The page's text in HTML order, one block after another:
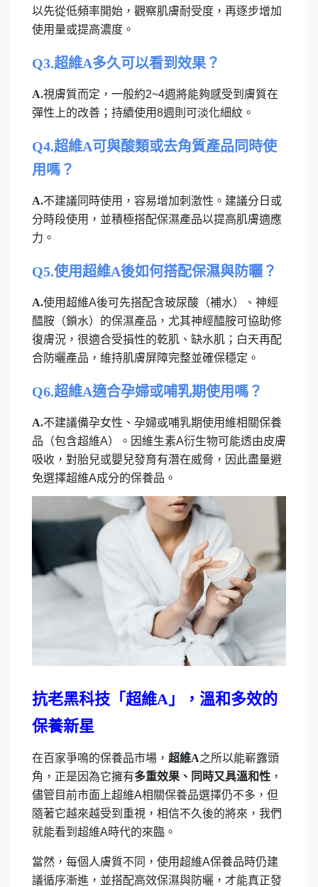
以先從低頻率開始，觀察肌膚耐受度，再逐步增加
使用量或提高濃度。
Q3.超維A多久可以看到效果？
A.視膚質而定，一般約2~4週將能夠感受到膚質在
彈性上的改善；持續使用8週則可淡化細紋。
Q4.超維A可與酸類或去角質產品同時使
用嗎？
A.不建議同時使用，容易增加刺激性。建議分日或
分時段使用，並積極搭配保濕產品以提高肌膚適應
力。
Q5.使用超維A後如何搭配保濕與防曬？
A.使用超維A後可先搭配含玻尿酸（補水）、神經
醯胺（鎖水）的保濕產品，尤其神經醯胺可協助修
復膚況，很適合受損性的乾肌、缺水肌；白天再配
合防曬產品，維持肌膚屏障完整並確保穩定。
Q6.超維A適合孕婦或哺乳期使用嗎？
A.不建議備孕女性、孕婦或哺乳期使用維相關保養
品（包含超維A）。因維生素A衍生物可能透由皮膚
吸收，對胎兒或嬰兒發育有潛在威脅，因此盡量避
免選擇超維A成分的保養品。
抗老黑科技「超維A」，溫和多效的
保養新星
在百家爭鳴的保養品市場， 超維A之所以能嶄露頭
角，正是因為它擁有多重效果、同時又具溫和性 ，
儘管目前市面上超維A相關保養品選擇仍不多，但
隨著它越來越受到重視，相信不久後的將來，我們
就能看到超維A時代的來臨。
當然，每個人膚質不同，使用超維A保養品時仍建
議循序漸進，並搭配高效保濕與防曬，才能真正發